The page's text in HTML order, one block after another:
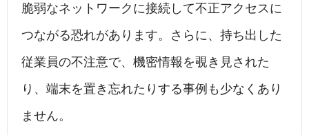
脆弱なネットワークに接続して不正アクセスに
つながる恐れがあります。さらに、持ち出した
従業員の不注意で、機密情報を覗き見された
り、端末を置き忘れたりする事例も少なくあり
ません。